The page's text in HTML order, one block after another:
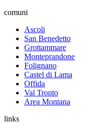
comuni
Ascoli
San Benedetto
Grottammare
Monteprandone
Folignano
Castel di Lama
Offida
Val Tronto
Area Montana
links